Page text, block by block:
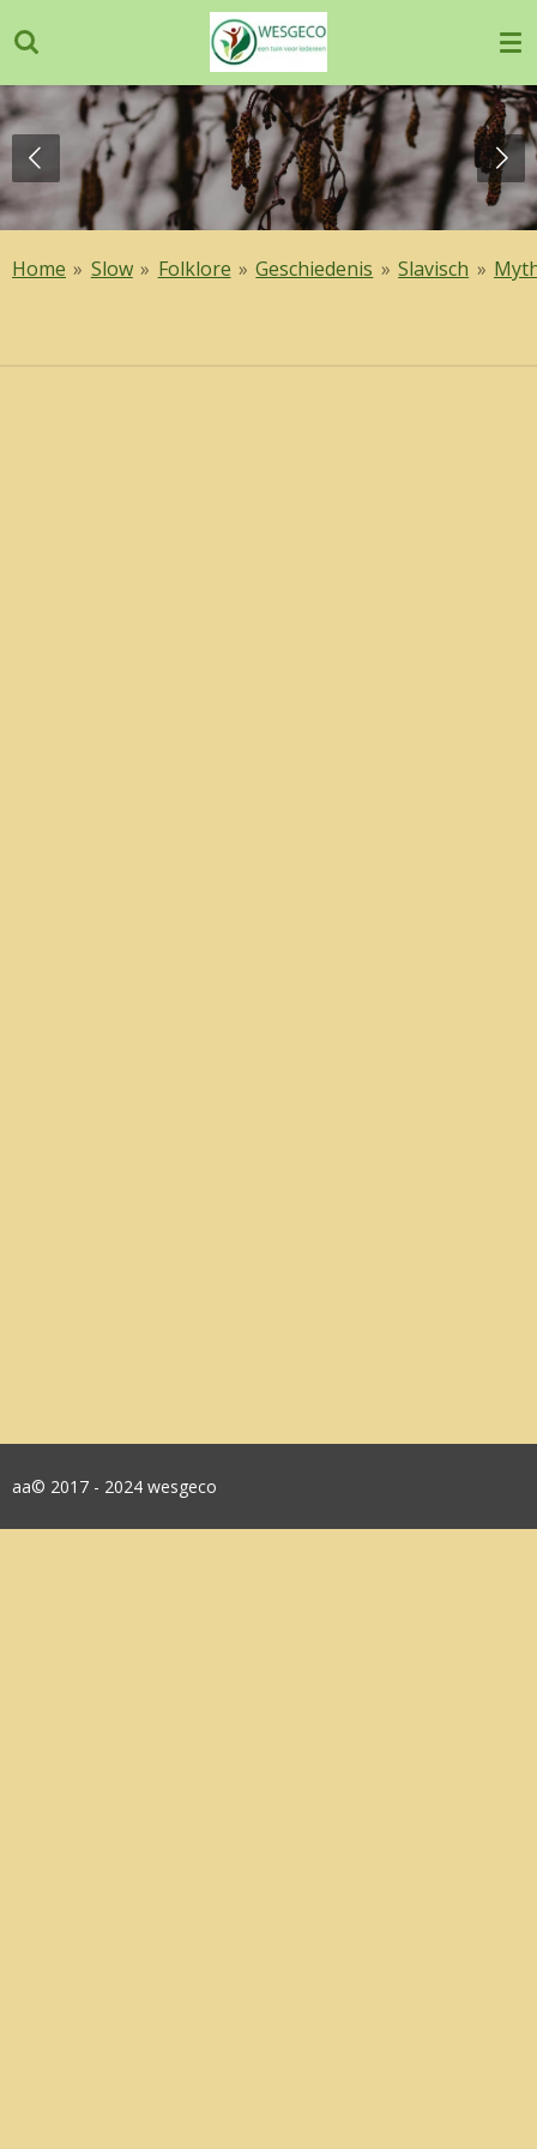
direct
naar
de
hoofdinhoud
Home » Slow » Folklore » Geschiedenis » Slavisch »
aa© 2017 - 2024 wesgeco